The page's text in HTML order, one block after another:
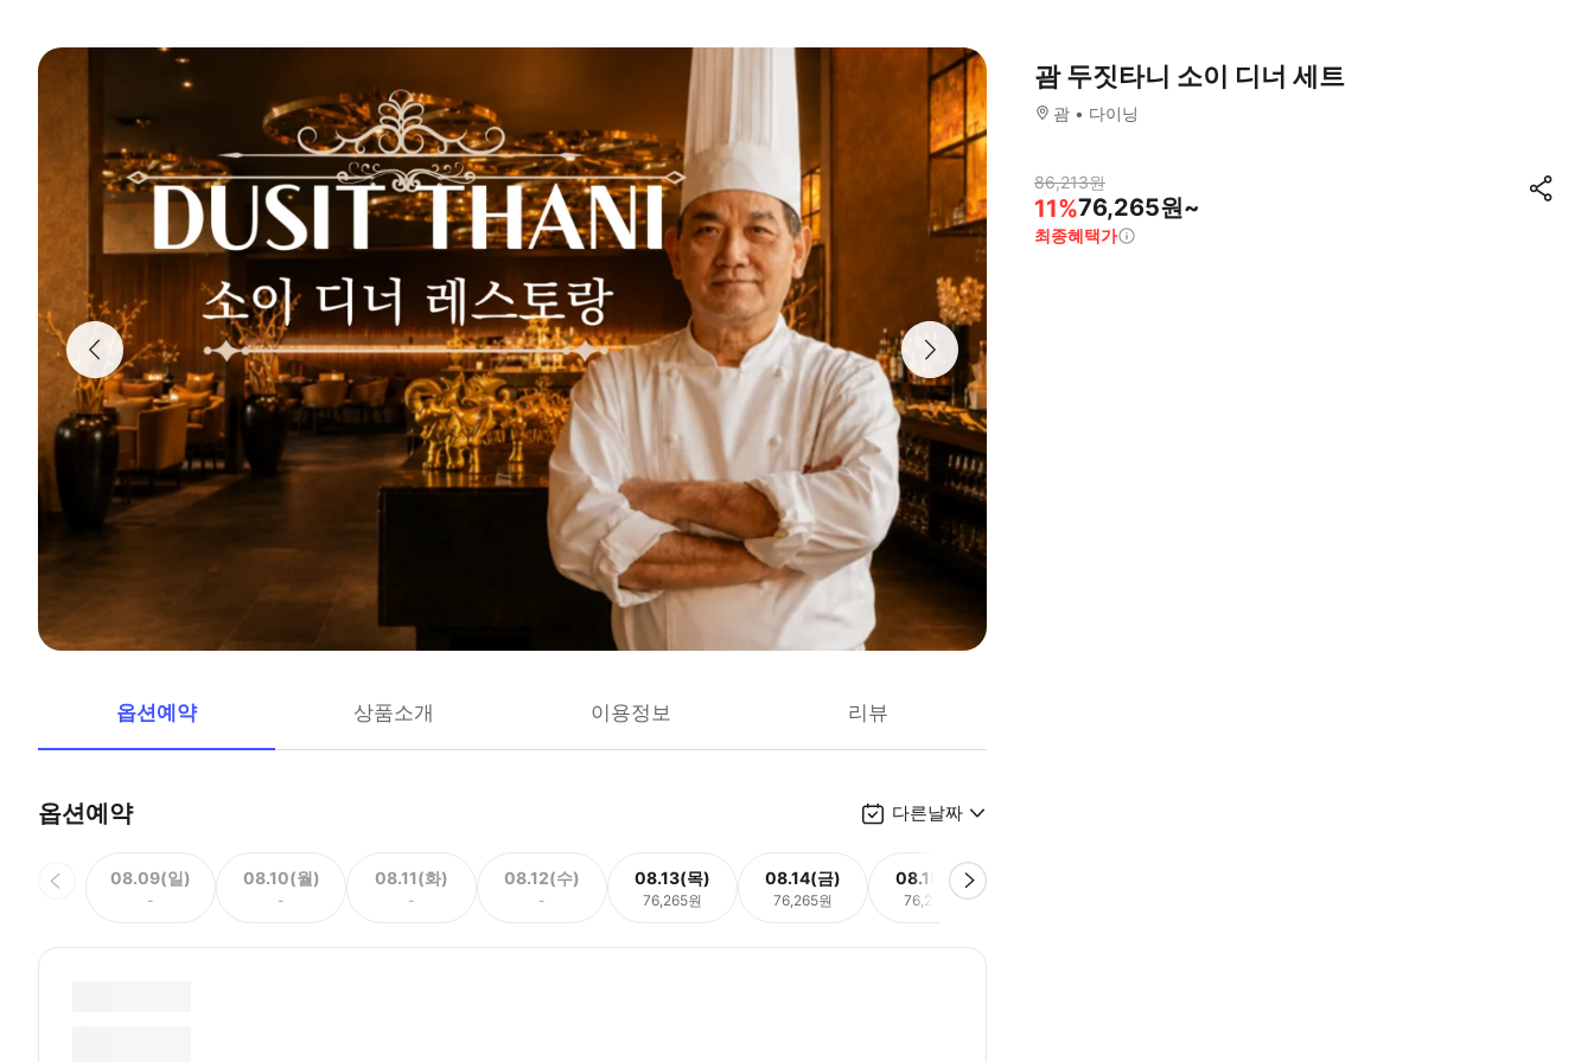
옵션예약 상품소개 이용정보 리뷰
옵션예약 다른날짜
08.09(일)
-
08.10(월)
-
08.11(화)
-
08.12(수)
-
08.13(목)
76,265원
08.14(금)
76,265원
08.15(토)
76,265원
괌 두짓타니 소이 디너 세트
괌 다이닝
86,213원
11%76,265원~
최종혜택가